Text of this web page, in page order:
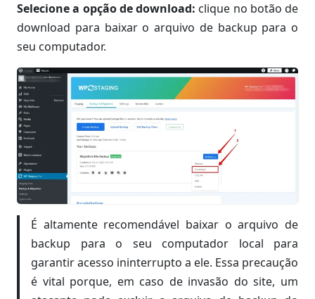
Selecione a opção de download: clique no botão de
download para baixar o arquivo de backup para o
seu computador.
É altamente recomendável baixar o arquivo de
backup para o seu computador local para
garantir acesso ininterrupto a ele. Essa precaução
é vital porque, em caso de invasão do site, um